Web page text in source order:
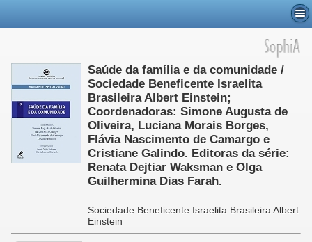
Saúde da família e da comunidade /
Sociedade Beneficente Israelita
Brasileira Albert Einstein;
Coordenadoras: Simone Augusta de
Oliveira, Luciana Morais Borges,
Flávia Nascimento de Camargo e
Cristiane Galindo. Editoras da série:
Renata Dejtiar Waksman e Olga
Guilhermina Dias Farah.
Sociedade Beneficente Israelita Brasileira Albert
Einstein